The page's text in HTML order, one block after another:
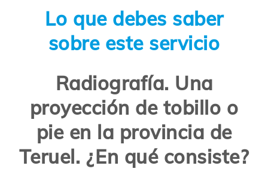
Lo que debes saber
sobre este servicio
Radiografía. Una
proyección de tobillo o
pie en la provincia de
Teruel. ¿En qué consiste?